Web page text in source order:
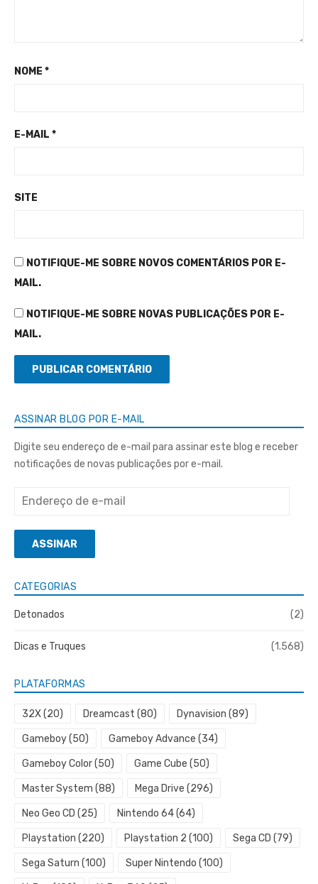
NOME *
E-MAIL *
SITE
NOTIFIQUE-ME SOBRE NOVOS COMENTÁRIOS POR E-
MAIL.
NOTIFIQUE-ME SOBRE NOVAS PUBLICAÇÕES POR E-
MAIL.
ASSINAR BLOG POR E-MAIL
Digite seu endereço de e-mail para assinar este blog e receber
notificações de novas publicações por e-mail.
Endereço
e-
mailASSINAR
CATEGORIAS
Detonados (2)
Dicas e Truques (1.568)
PLATAFORMAS
32X(20) Dreamcast (80) Dynavision (89)
Gameboy(50) Gameboy Advance (34)
Gameboy Color(50) Game Cube (50)
Master System (88) Mega Drive (296)
Neo Geo CD (25) Nintendo 64(64)
Playstation (220) Playstation 2 (100) Sega CD (79)
Sega Saturn (100) Super Nintendo (100)